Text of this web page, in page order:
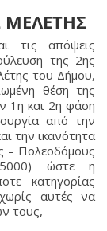
τις απόψεις
της 2ης
του Δήμου,
θέση της
1η και 2η φάση
από την
την ικανότητα
– Πολεοδόμους
5000) ώστε η
κατηγορίας
αυτές να
τους,